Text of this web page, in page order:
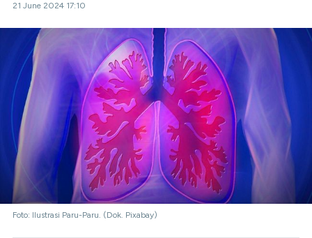
21 June 2024 17:10
Foto: Ilustrasi Paru-Paru. (Dok. Pixabay)